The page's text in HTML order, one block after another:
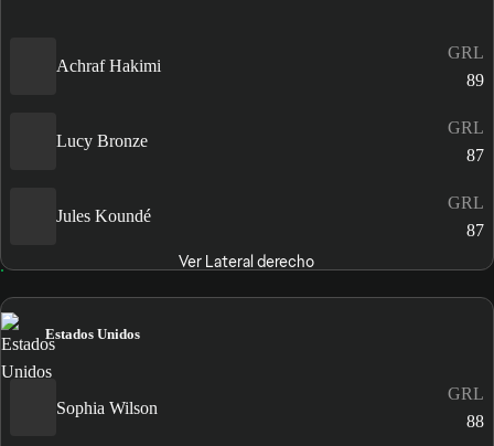
Achraf Hakimi
GRL
89
Lucy Bronze
GRL
87
Jules Koundé
GRL
87
Ver Lateral derecho
Estados Unidos
Sophia Wilson
GRL
88